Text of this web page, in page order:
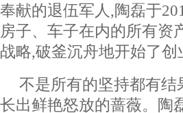
奉献的退伍军人,陶磊于
房子、车子在内的所有资
战略,破釜沉舟地开始了创
不是所有的坚持都有
长出鲜艳怒放的蔷薇。陶